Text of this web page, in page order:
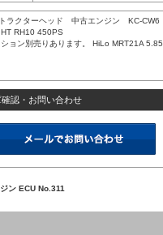
ラクターヘッド 中古エンジン KC-CW6
RH10 450PS
ション別売りあります。 HiLo MRT21A 5.85
確認・お問い合わせ
ン ECU No.311